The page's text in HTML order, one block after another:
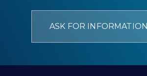
ASK FOR INFORMATION